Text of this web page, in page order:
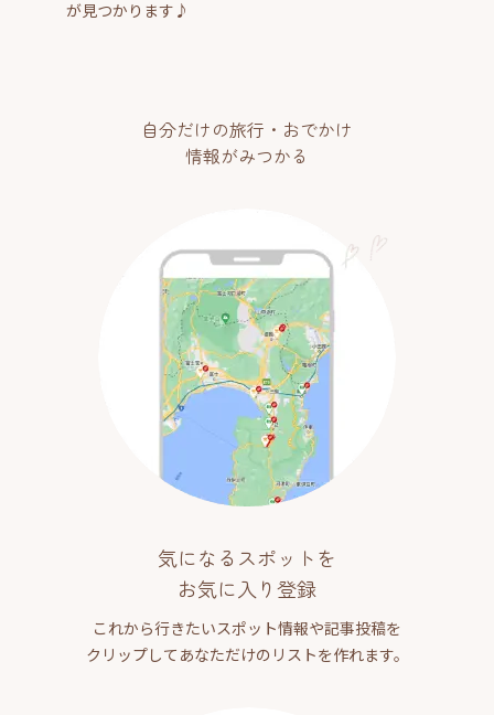
が見つかります♪
自分だけの旅行・おでかけ
情報がみつかる
気になるスポットを
お気に入り登録
これから行きたいスポット情報や記事投稿を
クリップしてあなただけのリストを作れます。